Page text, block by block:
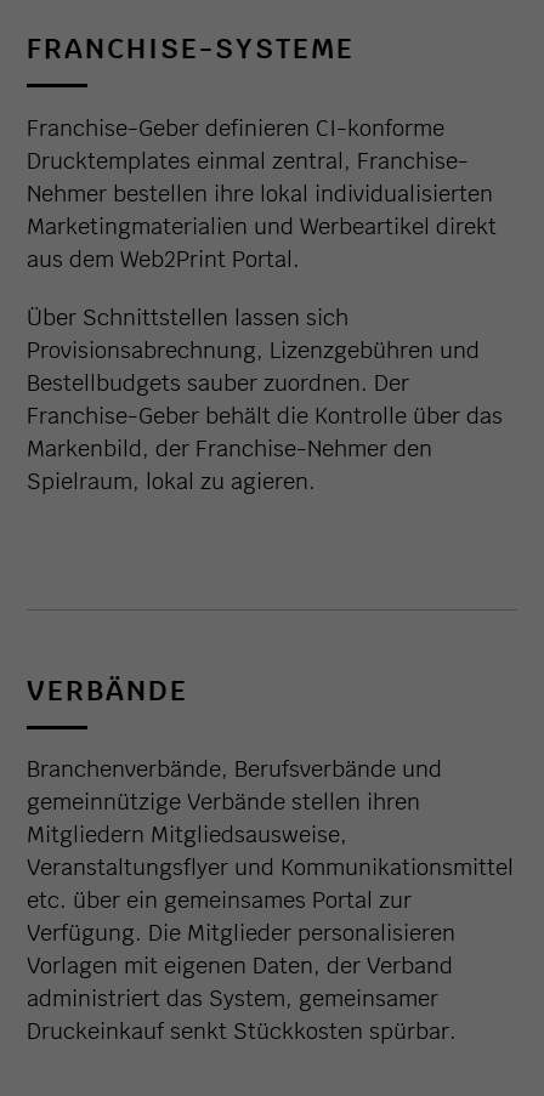
FRANCHISE-SYSTEME
Franchise-Geber definieren CI-konforme
Drucktemplates einmal zentral, Franchise-
Nehmer bestellen ihre lokal individualisierten
Marketingmaterialien und Werbeartikel direkt
aus dem Web2Print Portal.
Über Schnittstellen lassen sich
Provisionsabrechnung, Lizenzgebühren und
Bestellbudgets sauber zuordnen. Der
Franchise-Geber behält die Kontrolle über das
Markenbild, der Franchise-Nehmer den
Spielraum, lokal zu agieren.
VERBÄNDE
Branchenverbände, Berufsverbände und
gemeinnützige Verbände stellen ihren
Mitgliedern Mitgliedsausweise,
Veranstaltungsflyer und Kommunikationsmittel
etc. über ein gemeinsames Portal zur
Verfügung. Die Mitglieder personalisieren
Vorlagen mit eigenen Daten, der Verband
administriert das System, gemeinsamer
Druckeinkauf senkt Stückkosten spürbar.